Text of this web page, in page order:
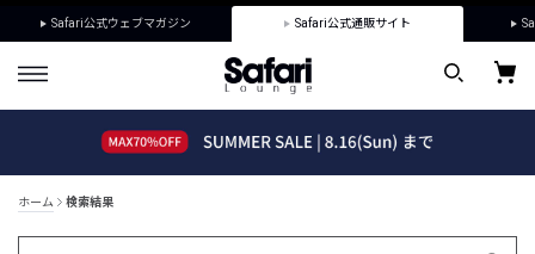
Safari公式ウェブマガジン Safari公式通販サイト
ホーム 検索結果